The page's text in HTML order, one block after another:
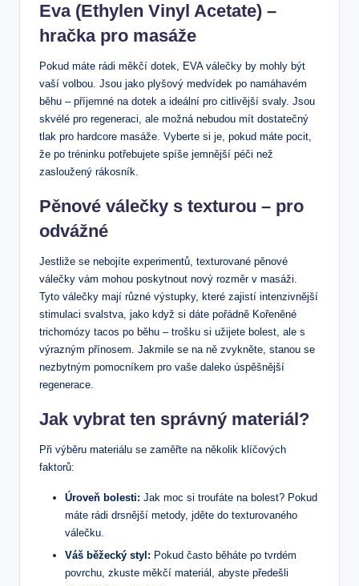
Eva (Ethylen Vinyl Acetate) –
hračka pro masáže
Pokud máte rádi měkčí dotek, EVA válečky by mohly být
vaší volbou. Jsou jako plyšový medvídek po namáhavém
běhu – příjemné na dotek a ideální pro citlivější svaly. Jsou
skvélé pro regeneraci, ale možná nebudou mít dostatečný
tlak pro hardcore masáže. Vyberte si je, pokud máte pocit,
že po tréninku potřebujete spíše jemnější péči než
zasloužený rákosník.
Pěnové válečky s texturou – pro
odvážné
Jestliže se nebojíte experimentů, texturované pěnové
válečky vám mohou poskytnout nový rozměr v masáži.
Tyto válečky mají různé výstupky, které zajistí intenzivnější
stimulaci svalstva, jako když si dáte pořádně Kořeněné
trichomózy tacos po běhu – trošku si užijete bolest, ale s
výrazným přínosem. Jakmile se na ně zvykněte, stanou se
nezbytným pomocníkem pro vaše daleko úspěšnější
regenerace.
Jak vybrat ten správný materiál?
Při výběru materiálu se zaměřte na několik klíčových
faktorů:
Úroveň bolesti: Jak moc si troufáte na bolest? Pokud
máte rádi drsnější metody, jděte do texturovaného
válečku.
Váš běžecký styl: Pokud často běháte po tvrdém
povrchu, zkuste měkčí materiál, abyste předešli